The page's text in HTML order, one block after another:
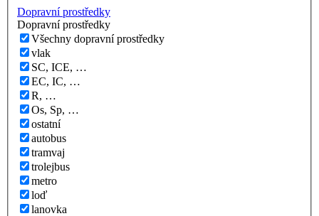
Dopravní prostředky
Dopravní prostředky
Všechny dopravní prostředky
vlak
SC, ICE, …
EC, IC, …
R, …
Os, Sp, …
ostatní
autobus
tramvaj
trolejbus
metro
loď
lanovka